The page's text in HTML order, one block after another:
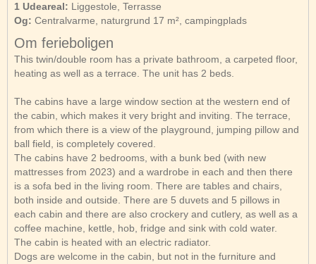
1 Udeareal: Liggestole, Terrasse
Og: Centralvarme, naturgrund 17 m², campingplads
Om ferieboligen
This twin/double room has a private bathroom, a carpeted floor,
heating as well as a terrace. The unit has 2 beds.
The cabins have a large window section at the western end of
the cabin, which makes it very bright and inviting. The terrace,
from which there is a view of the playground, jumping pillow and
ball field, is completely covered.
The cabins have 2 bedrooms, with a bunk bed (with new
mattresses from 2023) and a wardrobe in each and then there
is a sofa bed in the living room. There are tables and chairs,
both inside and outside. There are 5 duvets and 5 pillows in
each cabin and there are also crockery and cutlery, as well as a
coffee machine, kettle, hob, fridge and sink with cold water.
The cabin is heated with an electric radiator.
Dogs are welcome in the cabin, but not in the furniture and